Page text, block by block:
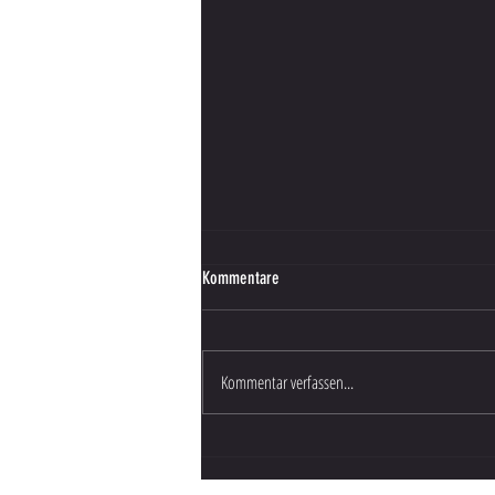
Kommentare
Kommentar verfassen...